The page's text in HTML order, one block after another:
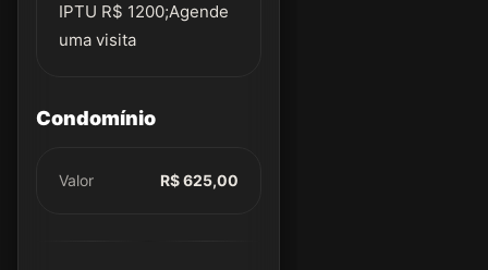
IPTU R$ 1200;Agende
uma visita
Condomínio
Valor R$ 625,00